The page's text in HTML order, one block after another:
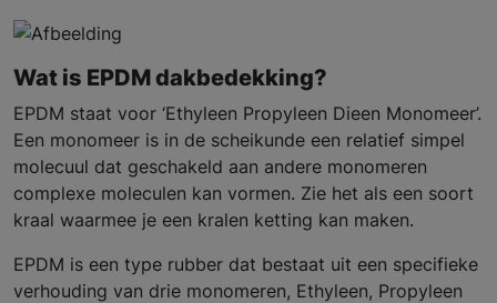
Wat is EPDM dakbedekking?
EPDM staat voor ‘Ethyleen Propyleen Dieen Monomeer’.
Een monomeer is in de scheikunde een relatief simpel
molecuul dat geschakeld aan andere monomeren
complexe moleculen kan vormen. Zie het als een soort
kraal waarmee je een kralen ketting kan maken.
EPDM is een type rubber dat bestaat uit een specifieke
verhouding van drie monomeren, Ethyleen, Propyleen